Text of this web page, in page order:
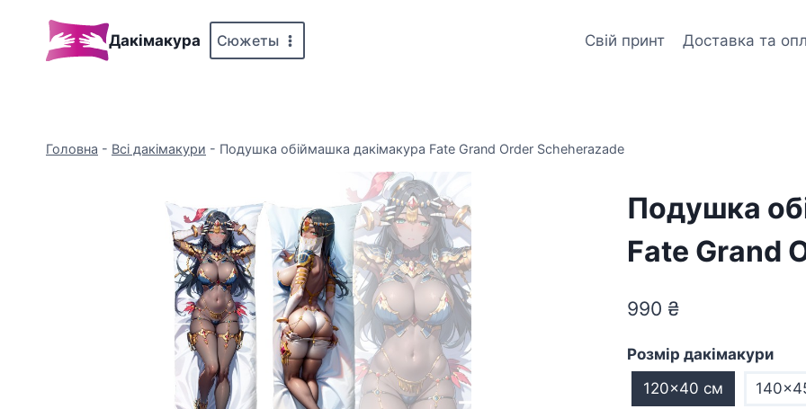
вмісту
Дакімакура Сюжеты Свій принт Доставка та
Головна - Всі дакімакури - Подушка обіймашка дакімакура Fate Grand Order Scheherazade
Подушка
Fate Grand
990 ₴
Розмір дакімакури
120x40 см